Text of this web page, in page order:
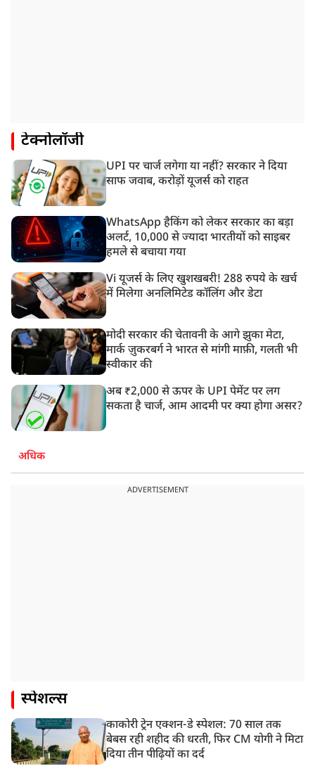
टेक्नोलॉजी
UPI पर चार्ज लगेगा या नहीं? सरकार ने दिया
साफ जवाब, करोड़ों यूजर्स को राहत
WhatsApp हैकिंग को लेकर सरकार का बड़ा
अलर्ट, 10,000 से ज्यादा भारतीयों को साइबर
हमले से बचाया गया
Vi यूजर्स के लिए खुशखबरी! 288 रुपये के खर्च
में मिलेगा अनलिमिटेड कॉलिंग और डेटा
मोदी सरकार की चेतावनी के आगे झुका मेटा,
मार्क ज़ुकरबर्ग ने भारत से मांगी माफ़ी, गलती भी
स्वीकार की
अब ₹2,000 से ऊपर के UPI पेमेंट पर लग
सकता है चार्ज, आम आदमी पर क्या होगा असर?
अधिक
ADVERTISEMENT
स्पेशल्स
काकोरी ट्रेन एक्शन-डे स्पेशल: 70 साल तक
बेबस रही शहीद की धरती, फिर CM योगी ने मिटा
दिया तीन पीढ़ियों का दर्द